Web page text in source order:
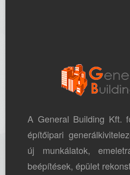
A General Building Kft.
építőipari
új munkálatok,
beépítések, épület